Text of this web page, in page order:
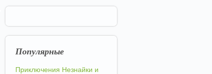
Популярные
Приключения Незнайки и